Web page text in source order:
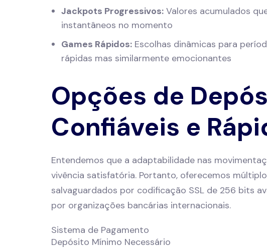
Jackpots Progressivos: Valores acumulados
instantâneos no momento
Games Rápidos: Escolhas dinâmicas para
rápidas mas similarmente emocionantes
Opções de
Confiáveis e
Entendemos que a adaptabilidade nas
vivência satisfatória. Portanto, oferecemos
salvaguardados por codificação SSL de 256 bits
por organizações bancárias internacionais.
Sistema de Pagamento
Depósito Mínimo Necessário